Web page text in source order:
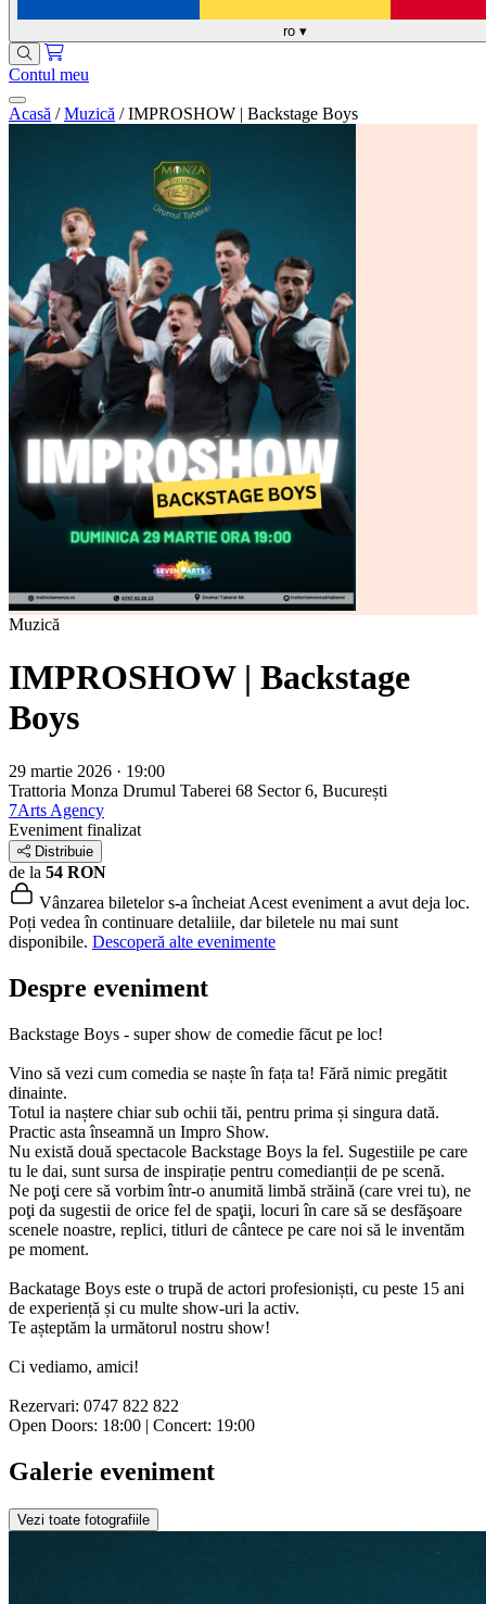
ro ▾
Contul meu
Acasă / Muzică / IMPROSHOW | Backstage Boys
Muzică
IMPROSHOW | Backstage
Boys
29 martie 2026 · 19:00
Trattoria Monza Drumul Taberei 68 Sector 6, București
7Arts Agency
Eveniment finalizat
Distribuie
de la 54 RON
Vânzarea biletelor s-a încheiat Acest eveniment a avut deja loc.
Poți vedea în continuare detaliile, dar biletele nu mai sunt
disponibile. Descoperă alte evenimente
Despre eveniment
Backstage Boys - super show de comedie făcut pe loc!
Vino să vezi cum comedia se naște în fața ta! Fără nimic pregătit
dinainte.
Totul ia naștere chiar sub ochii tăi, pentru prima și singura dată.
Practic asta înseamnă un Impro Show.
Nu există două spectacole Backstage Boys la fel. Sugestiile pe care
tu le dai, sunt sursa de inspirație pentru comedianții de pe scenă.
Ne poţi cere să vorbim într-o anumită limbă străină (care vrei tu), ne
poţi da sugestii de orice fel de spaţii, locuri în care să se desfăşoare
scenele noastre, replici, titluri de cântece pe care noi să le inventăm
pe moment.
Backatage Boys este o trupă de actori profesioniști, cu peste 15 ani
de experiență și cu multe show-uri la activ.
Te așteptăm la următorul nostru show!
Ci vediamo, amici!
Rezervari: 0747 822 822
Open Doors: 18:00 | Concert: 19:00
Galerie eveniment
Vezi toate fotografiile